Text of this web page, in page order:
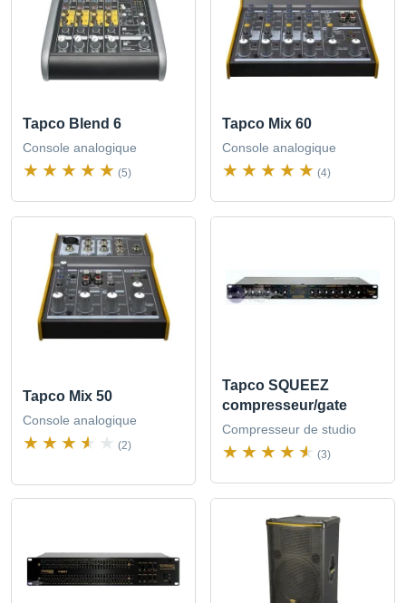
Tapco Blend 6
Console analogique
(5)
Tapco Mix 60
Console analogique
(4)
Tapco Mix 50
Console analogique
(2)
Tapco SQUEEZ
compresseur/gate
Compresseur de studio
(3)